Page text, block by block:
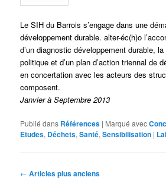
Le SIH du Barrois s’engage dans une
développement durable. alter-éc(h)o
d’un diagnostic développement durable, la
politique et d’un plan d’action triennal de
en concertation avec les acteurs des
composent.
Janvier à Septembre 2013
Publié dans Références | Marqué avec
Etudes, Déchets,Santé,Sensibilisation |
Navigation
← Articles plus anciens